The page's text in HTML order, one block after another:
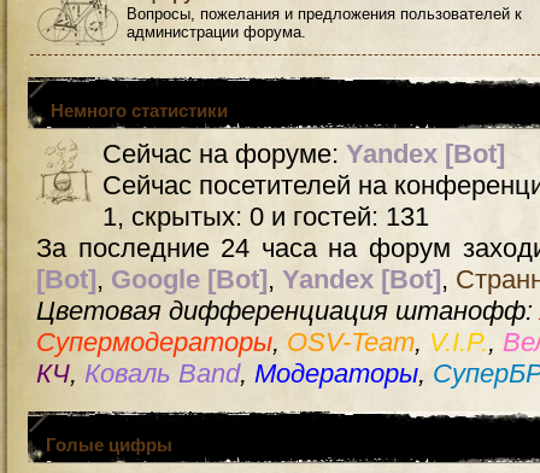
Вопросы, пожелания и предложения пользователей к
администрации форума.
Немного статистики
Сейчас на форуме: Yandex [Bot]
Сейчас посетителей на
1, скрытых: 0 и гостей: 131
За последние 24 часа на форум
[Bot], Google [Bot], Yandex [Bot],
Цветовая дифференциация штанофф:
Супермодераторы, OSV-Team, V.I.P.,
КЧ, Коваль Band, Модераторы,
Голые цифры